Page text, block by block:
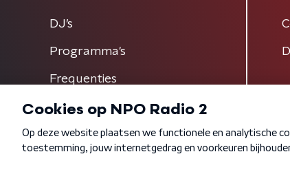
DJ’s
Programma's
Frequenties
Algemene voorwaarden Privacybeleid